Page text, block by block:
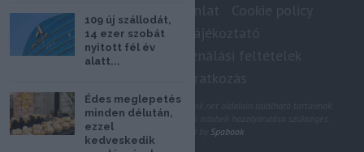
Impresszum
Adatkezelési tájékoztató
Szerzői jogok, felhasználási feltételek
@2020 - Minden jog fenntartva. A Spabook.net oldalain található tartalmak
felhasználásához, újraközléséhez a szerző írásbeli hozzájárulása szükséges.
Spabook
109 új szállodát,
14 ezer szobát
nyitott fél év
alatt...
Édes meglepetés
minden délután,
ezzel
kedveskedik